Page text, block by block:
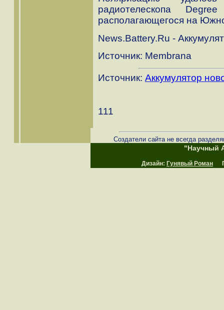
радиотелескопа
располагающегося на
News.Battery.Ru -
Источник: Membrana
Источник: Аккумулятор
111
Создатели сайта не всегда
"Научный
Дизайн: Гунявый Роман